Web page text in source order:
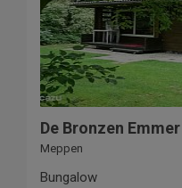
De Bronzen Emmer
Meppen
Bungalow